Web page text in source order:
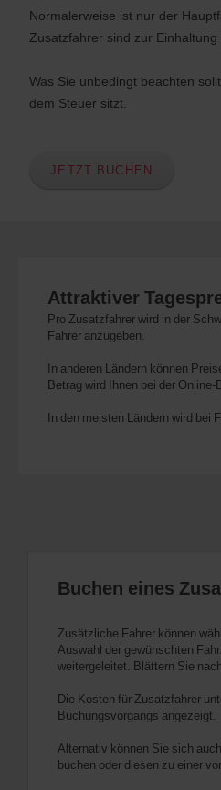
Normalerweise ist nur der
Zusatzfahrer sind zur
Was Sie unbedingt beachten
dem Steuer sitzt.
JETZT BUCHEN
Attraktiver
Pro Zusatzfahrer wird in der
Fahrer anzugeben.
In anderen Ländern können
Betrag wird Ihnen bei der
In den meisten Ländern wird bei
Buchen eines
Zusätzliche Fahrer können
Auswahl der gewünschten
weitergeleitet. Blättern Sie
Die Kosten für Zusatzfahrer
Buchungsvorgangs angezeigt.
Alternativ können Sie sich
buchen oder diesen zu einer